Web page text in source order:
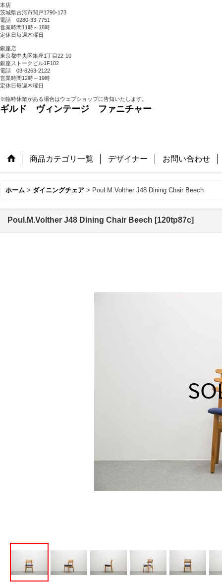
本店
茨城県古河市関戸1790-173
電話 0280-33-7751
営業時間11時～18時
定休日毎週木曜日
銀座店
東京都中央区銀座1丁目22-10
銀座ストークビル1F102
電話 03-6263-2122
営業時間12時～19時
定休日毎週木曜日
※臨時休業がある場合はウェブショップに告知いたします。
ギルド ヴィンテージ ファニチャー
商品カテゴリ一覧 デザイナー お問い合わせ
ホーム > ダイニングチェア > Poul.M.Volther J48 Dining Chair Beech
Poul.M.Volther J48 Dining Chair Beech [120tp87c]